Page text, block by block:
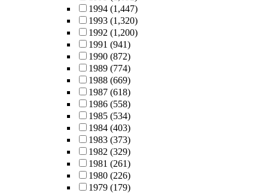
1994 (1,447)
1993 (1,320)
1992 (1,200)
1991 (941)
1990 (872)
1989 (774)
1988 (669)
1987 (618)
1986 (558)
1985 (534)
1984 (403)
1983 (373)
1982 (329)
1981 (261)
1980 (226)
1979 (179)